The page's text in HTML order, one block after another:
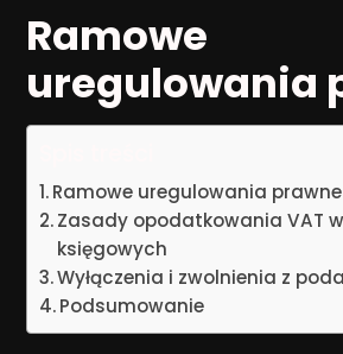
Ramowe
uregulowania
Ramowe uregulowania prawne
Zasady opodatkowania VAT
księgowych
Wyłączenia i zwolnienia z
Podsumowanie